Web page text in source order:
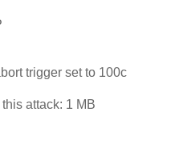
trigger set to 100c
attack: 1 MB